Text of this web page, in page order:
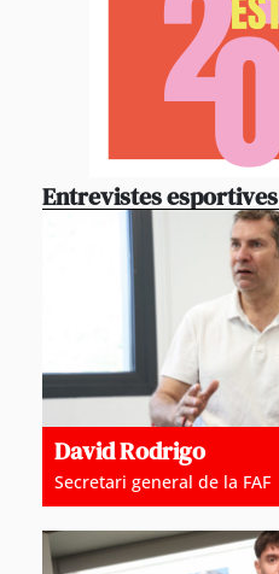
Entrevistes esportives
David Rodrigo
Secretari general de la FAF